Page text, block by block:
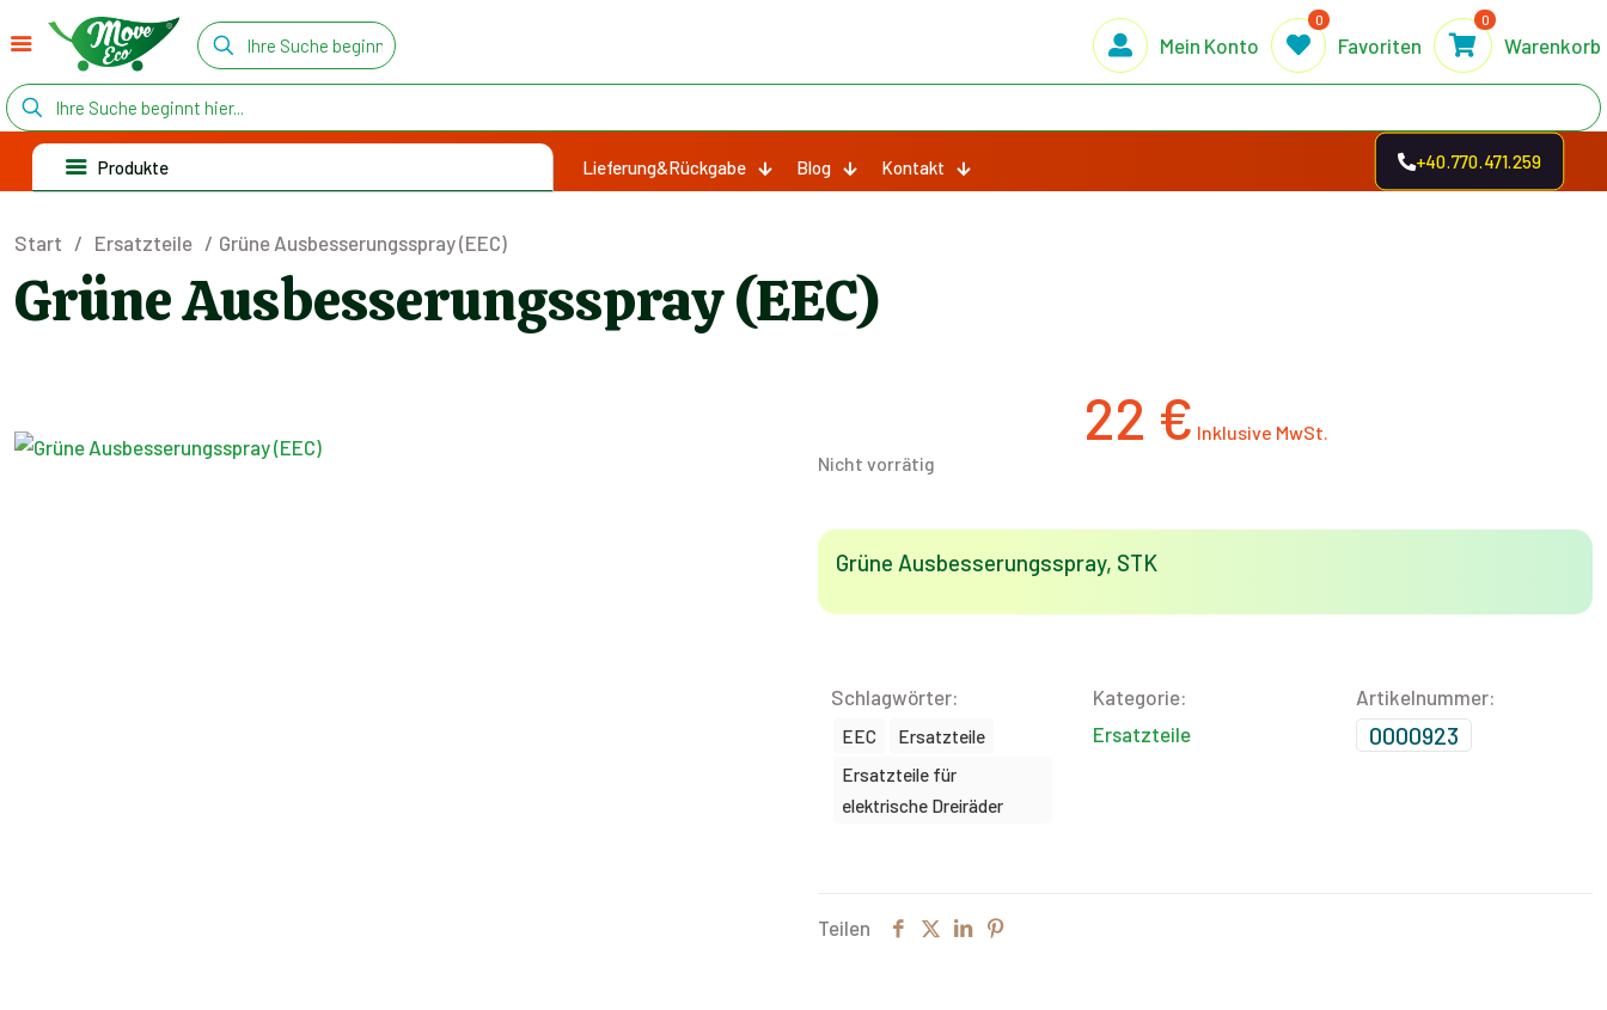
Mein Konto
0
Favoriten
0
Warenkorb
Produkte Lieferung&Rückgabe Blog Kontakt +40.770.471.259
Start / Ersatzteile / Grüne Ausbesserungsspray (EEC)
Grüne Ausbesserungsspray (EEC)
22 €
Nicht vorrätig
Grüne Ausbesserungsspray, STK
Schlagwörter:
EEC
Ersatzteile
Ersatzteile für
elektrische Dreiräder
Kategorie:
Ersatzteile
Artikelnummer:
0000923
Teilen